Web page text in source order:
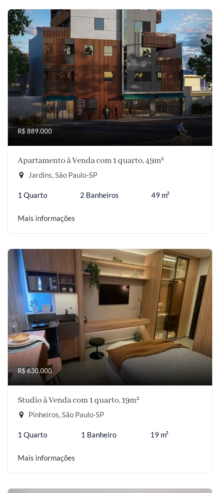
R$ 889.000
Apartamento à Venda com 1 quarto, 49m²
Jardins, São Paulo-SP
1 Quarto 2 Banheiros 49 m²
Mais informações
R$ 630.000
Studio à Venda com 1 quarto, 19m²
Pinheiros, São Paulo-SP
1 Quarto 1 Banheiro 19 m²
Mais informações